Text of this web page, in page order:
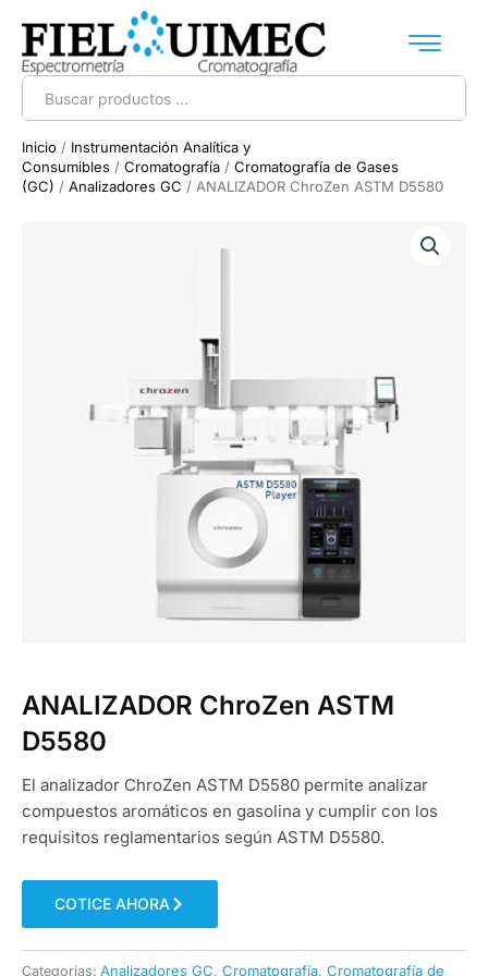
contenido
Search
Inicio / Instrumentación Analítica y
Consumibles / Cromatografía / Cromatografía de Gases
(GC) / Analizadores GC / ANALIZADOR ChroZen ASTM D5580
ANALIZADOR ChroZen ASTM
D5580
El analizador ChroZen ASTM D5580 permite analizar
compuestos aromáticos en gasolina y cumplir con los
requisitos reglamentarios según ASTM D5580.
COTICE AHORA
Categorías: Analizadores GC Cromatografía Cromatografía de